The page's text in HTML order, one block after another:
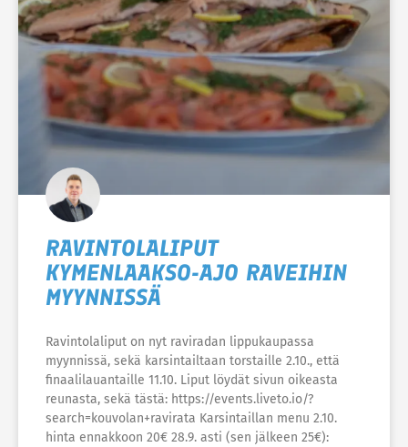
RAVINTOLALIPUT
KYMENLAAKSO-AJO RAVEIHIN
MYYNNISSÄ
Ravintolaliput on nyt raviradan lippukaupassa
myynnissä, sekä karsintailtaan torstaille 2.10., että
finaalilauantaille 11.10. Liput löydät sivun oikeasta
reunasta, sekä tästä: https://events.liveto.io/?
search=kouvolan+ravirata Karsintaillan menu 2.10.
hinta ennakkoon 20€ 28.9. asti (sen jälkeen 25€):